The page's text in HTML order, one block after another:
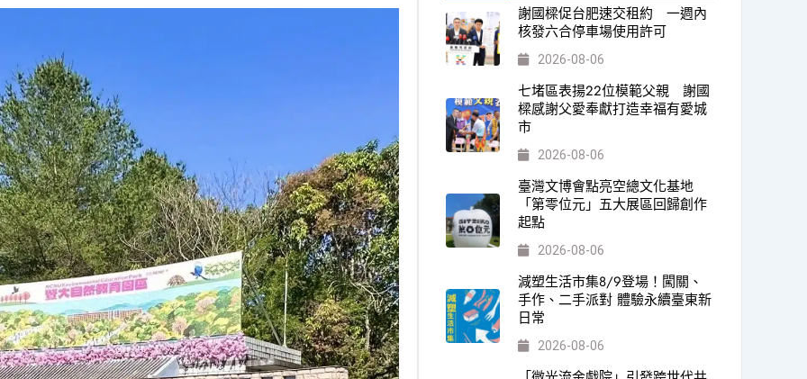
謝國樑促台肥速交租約 一週內
核發六合停車場使用許可
2026-08-06
七堵區表揚22位模範父親 謝國
樑感謝父愛奉獻打造幸福有愛城
市
2026-08-06
臺灣文博會點亮空總文化基地
「第零位元」五大展區回歸創作
起點
2026-08-06
減塑生活市集8/9登場！闖關、
手作、二手派對 體驗永續臺東新
日常
2026-08-06